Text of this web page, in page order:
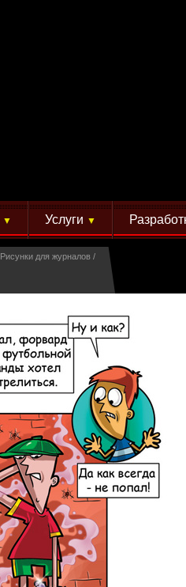
▼ Услуги ▼
Рисунки для журналов